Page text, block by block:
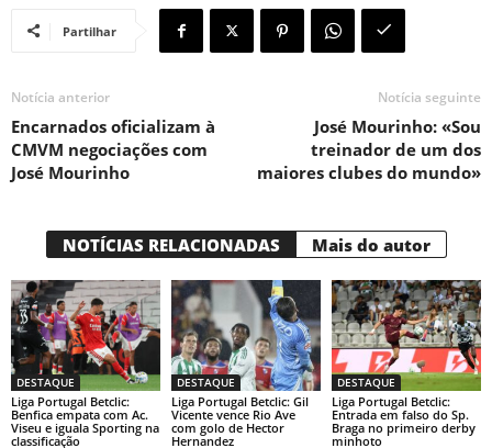
Partilhar
Notícia anterior
Encarnados oficializam à
CMVM negociações com
José Mourinho
Notícia seguinte
José Mourinho: «Sou
treinador de um dos
maiores clubes do mundo»
NOTÍCIAS RELACIONADAS Mais do autor
DESTAQUE
Liga Portugal Betclic:
Benfica empata com Ac.
Viseu e iguala Sporting na
classificação
DESTAQUE
Liga Portugal Betclic: Gil
Vicente vence Rio Ave
com golo de Hector
Hernandez
DESTAQUE
Liga Portugal Betclic:
Entrada em falso do Sp.
Braga no primeiro derby
minhoto